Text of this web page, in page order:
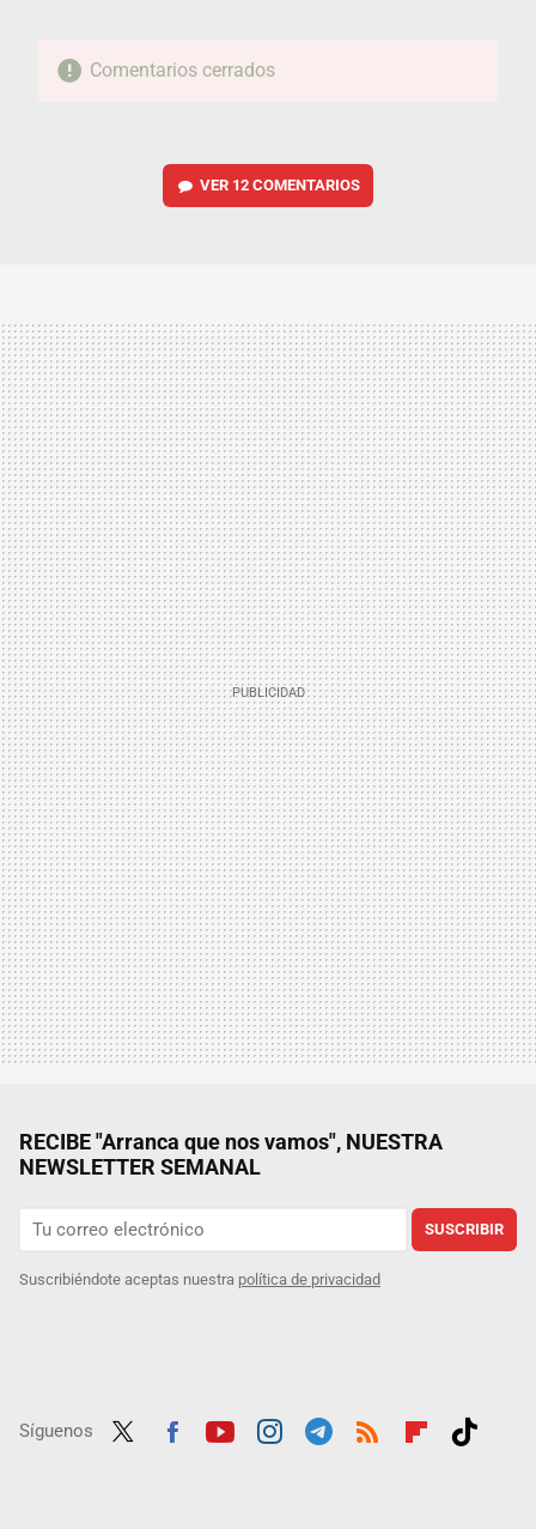
Comentarios cerrados
VER 12 COMENTARIOS
RECIBE "Arranca que nos vamos", NUESTRA
NEWSLETTER SEMANAL
SUSCRIBIR
Suscribiéndote aceptas nuestra política de privacidad
Síguenos